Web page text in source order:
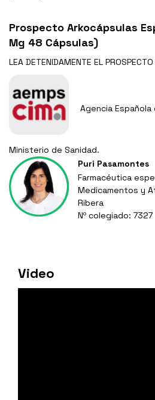
Prospecto Arkocápsulas
Mg 48 Cápsulas)
LEA DETENIDAMENTE EL PROSPECTO
Agencia
Ministerio de Sanidad.
Puri Pasamontes
Farmacéutica
Medicamentos y
Ribera
Nº colegiado: 7327
Video